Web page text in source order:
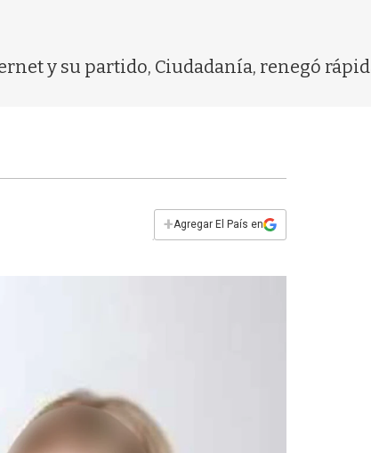
y su partido, Ciudadanía, renegó
+Agregar El País en